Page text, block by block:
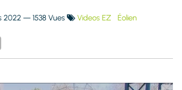
2022— 1538 Vues Videos EZ Éolien